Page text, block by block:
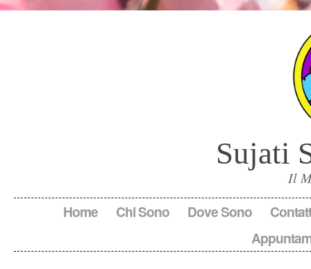
Sujati
Il
Home Chi Sono Dove Sono